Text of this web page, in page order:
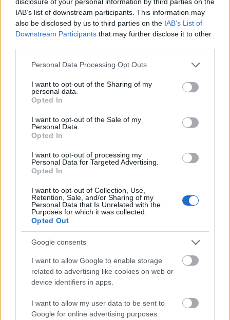
IAB’s list of downstream participants. This information may
also be disclosed by us to third parties on the IAB’s List of
Downstream Participants that may further disclose it to other
Please note that this website/app uses one or more Google
not limited to your visit or usage behaviour. You may click to
grant or deny consent to Google and its third-party tags to
use your data for below specified purposes in below Google
consent section.
Personal Data Processing Opt Outs
I want to opt-out of the Sharing of my
personal data.
Opted In
I want to opt-out of the Sale of my
Personal Data.
Opted In
I want to opt-out of processing my
Personal Data for Targeted Advertising.
Opted In
I want to opt-out of Collection, Use,
Retention, Sale, and/or Sharing of my
Personal Data that Is Unrelated with the
Purposes for which it was collected.
Opted Out
Google consents
I want to allow Google to enable storage
related to advertising like cookies on web or
device identifiers in apps.
I want to allow my user data to be sent to
Google for online advertising purposes.
Presser Gábor - La Baletta No. 2 (Regionális
híradó, BBC híradó) 1982
Presser Gábor - MALÉV reklámzene, 1988
Richard Strauss - Imigyen szóla Zarathustra, Op.
30 (Űrodüsszeia 2001) 1896
John Williams - To the Island (Jurassic Park)
1993
James Horner - All Systems Go - The Launch
(Apollo 13) 1995
Mark Snow - X-Akták - Főcímzene, 1996
Angelo Badalamenti - Twin Peaks - Főcímzene,
Stu Phillips - Knight Rider - Főcímzene, 1982
Joel Goldsmith - Csillagkapu: Atlantisz -
Főcímzene, 2005
Jerry Goldsmith - Star Trek: Voyager - Főcímzene
Videó a műsorban említett, a Delta az itthon a
főcímzenéjeként ismert "Song of the Second Moon"
című dal laboratóriumi elkészültéről
olvashatsz részletesen.A Knight Rider című
sorozathoz kapcsolódó, Punjabi MC dalát ide